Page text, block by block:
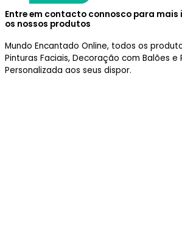
Entre em contacto connosco para mais
os nossos produtos
Mundo Encantado Online, todos os
Pinturas Faciais, Decoração com Balões e
Personalizada aos seus dispor.